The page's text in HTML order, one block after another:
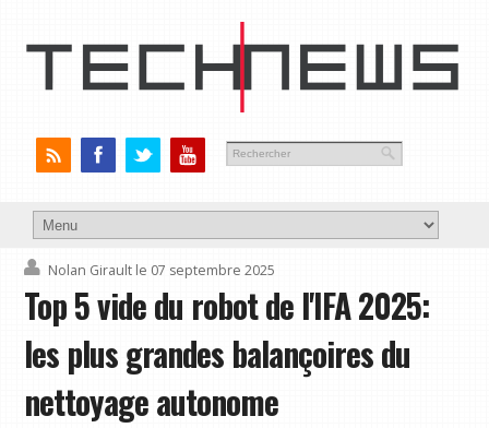
Nolan Girault le 07 septembre 2025
Top 5 vide du robot de l'IFA 2025:
les plus grandes balançoires du
nettoyage autonome